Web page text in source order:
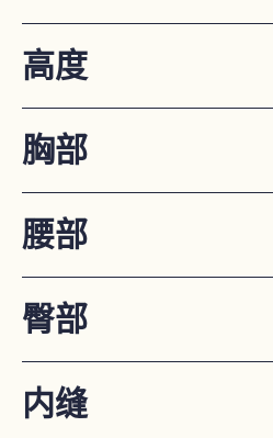
高度
胸部
腰部
臀部
内缝